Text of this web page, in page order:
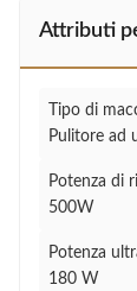
Attributi
Tipo di
Pulitore ad
Potenza di
500W
Potenza
180 W